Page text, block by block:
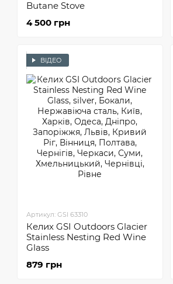
Butane Stove
4 500 грн
ВІДЕО
Артикул: GSI 63310
Келих GSI Outdoors Glacier
Stainless Nesting Red Wine
Glass
879 грн